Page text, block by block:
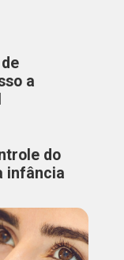
a
do
infância